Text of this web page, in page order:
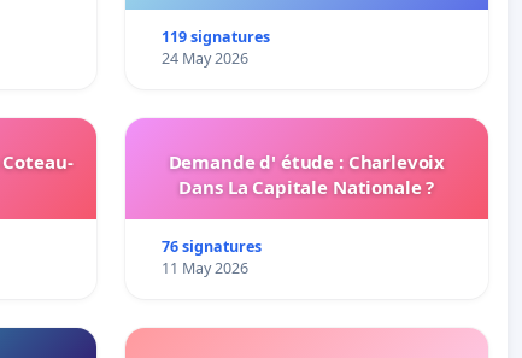
connexion 805-802 à établir
119 signatures
24 May 2026
Demande d' étude : Charlevoix
Dans La Capitale Nationale ?
76 signatures
11 May 2026